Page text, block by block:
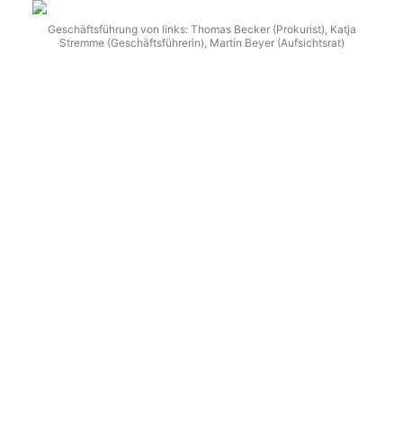
Geschäftsführung von links: Thomas Becker (Prokurist), Katja
Stremme (Geschäftsführerin), Martin Beyer (Aufsichtsrat)